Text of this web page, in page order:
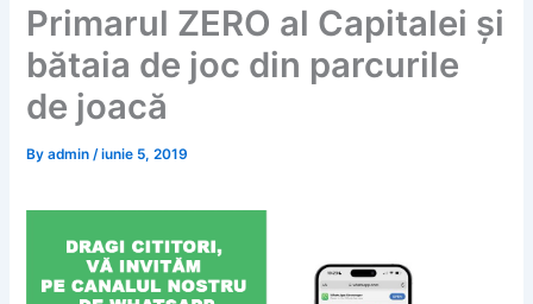
Primarul ZERO al Capitalei și
bătaia de joc din parcurile
de joacă
Byadmin /iunie 5, 2019